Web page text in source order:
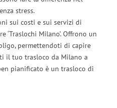
stress.
sui costi e sui servizi di
Milano’. Offrono un
permettendoti di capire
il tuo trasloco da Milano a
pianificato è un trasloco di